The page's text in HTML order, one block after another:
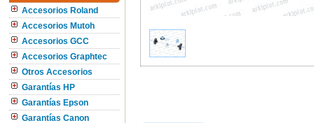
Accesorios Roland
Accesorios Mutoh
Accesorios GCC
Accesorios Graphtec
Otros Accesorios
Garantías HP
Garantías Epson
Garantías Canon